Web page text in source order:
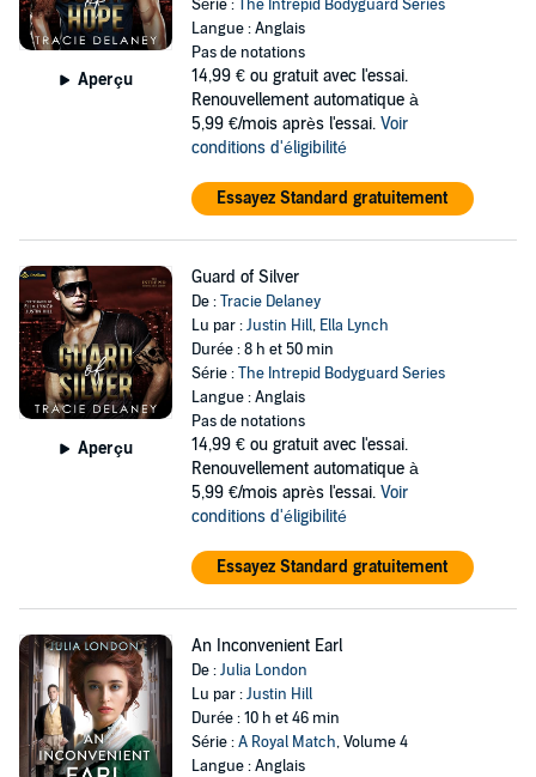
Aperçu
Série :The Intrepid Bodyguard Series
Langue : Anglais
Pas de notations
14,99 € ou gratuit avec l'essai.
Renouvellement automatique à
5,99 €/mois après l'essai. Voir
conditions d'éligibilité
Essayez Standard gratuitement
Aperçu
Guard of Silver
De :Tracie Delaney
Lu par :Justin Hill, Ella Lynch
Durée : 8 h et 50 min
Série :The Intrepid Bodyguard Series
Langue : Anglais
Pas de notations
14,99 € ou gratuit avec l'essai.
Renouvellement automatique à
5,99 €/mois après l'essai. Voir
conditions d'éligibilité
Essayez Standard gratuitement
An Inconvenient Earl
De :Julia London
Lu par :Justin Hill
Durée : 10 h et 46 min
Série :A Royal Match, Volume 4
Langue : Anglais